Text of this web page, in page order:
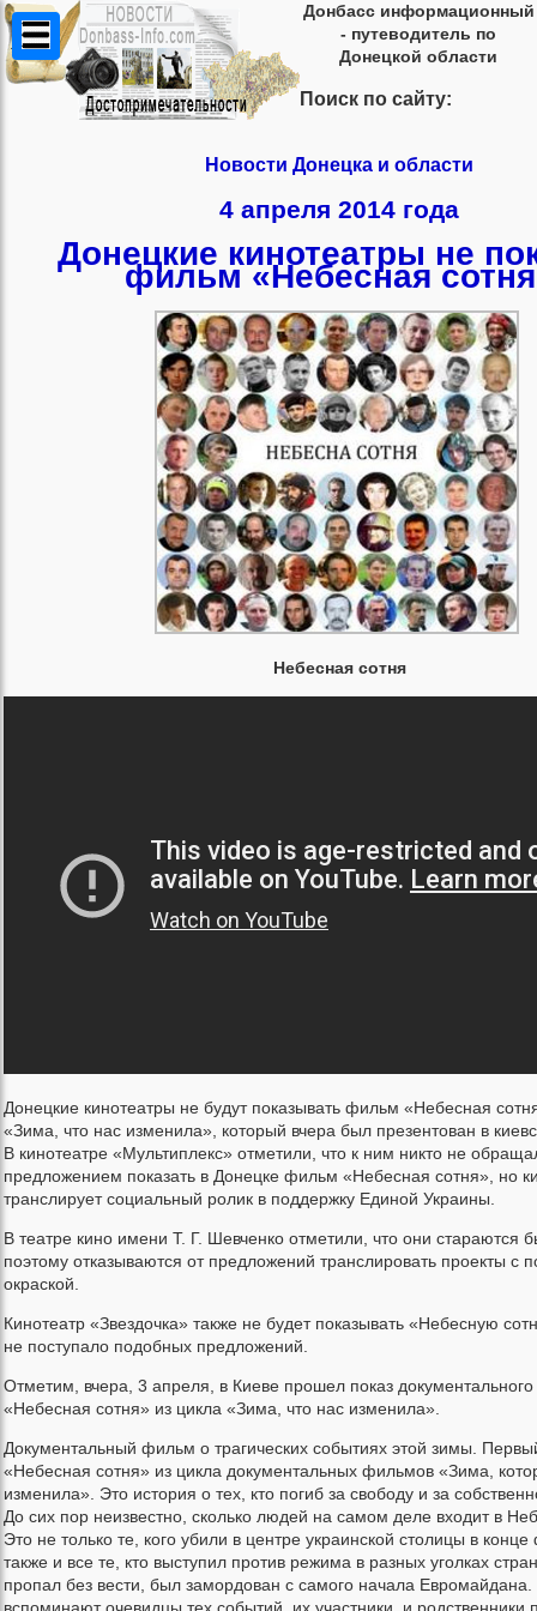
Донбасс информационный
- путеводитель по
Донецкой области
Поиск по сайту:
Новости Донецка и области
4 апреля 2014 года
Донецкие кинотеатры не
фильм «Небесная
Небесная сотня
Донецкие кинотеатры не будут показывать фильм «Небесная
«Зима, что нас изменила», который вчера был презентован в
В кинотеатре «Мультиплекс» отметили, что к ним никто не
предложением показать в Донецке фильм «Небесная сотня», но
транслирует социальный ролик в поддержку Единой Украины.
В театре кино имени Т. Г. Шевченко отметили, что они стараются
поэтому отказываются от предложений транслировать проекты с
окраской.
Кинотеатр «Звездочка» также не будет показывать «Небесную
не поступало подобных предложений.
Отметим, вчера, 3 апреля, в Киеве прошел показ
«Небесная сотня» из цикла «Зима, что нас изменила».
Документальный фильм о трагических событиях этой зимы.
«Небесная сотня» из цикла документальных фильмов «Зима,
изменила». Это история о тех, кто погиб за свободу и за
До сих пор неизвестно, сколько людей на самом деле входит в
Это не только те, кого убили в центре украинской столицы в
также и все те, кто выступил против режима в разных уголках
пропал без вести, был замордован с самого начала